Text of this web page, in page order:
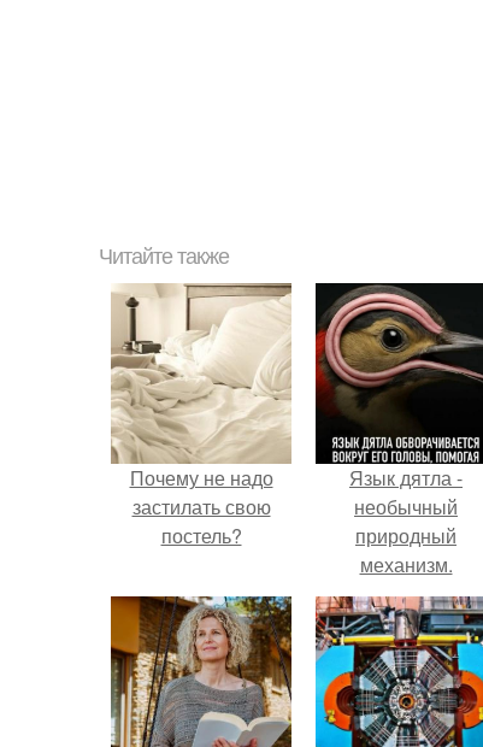
Читайте также
Почему не надо
застилать свою
постель?
Язык дятла -
необычный
природный
механизм.